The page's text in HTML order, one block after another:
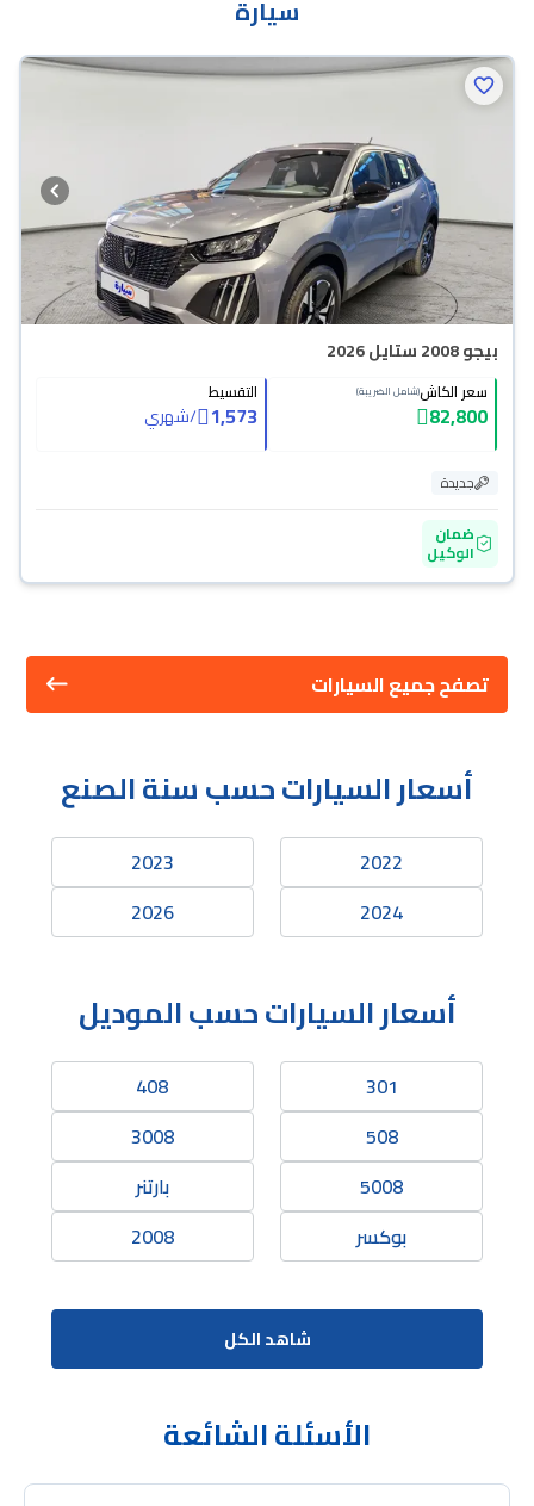
سيارة
بيجو 2008 ستايل 2026
سعر الكاش(شامل الضريبة)
82,800
التقسيط
1,573
/شهري
جديدة
ضمان
الوكيل
تصفح جميع السيارات
أسعار السيارات حسب سنة الصنع
2022
2023
2024
2026
أسعار السيارات حسب الموديل
301
408
508
3008
5008
بارتنر
بوكسر
2008
شاهد الكل
الأسئلة الشائعة